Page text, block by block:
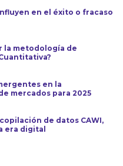
en el éxito o fracaso
la metodología de
en la
mercados para 2025
de datos CAWI,
era digital